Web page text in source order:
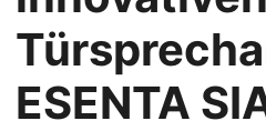
ESENTA